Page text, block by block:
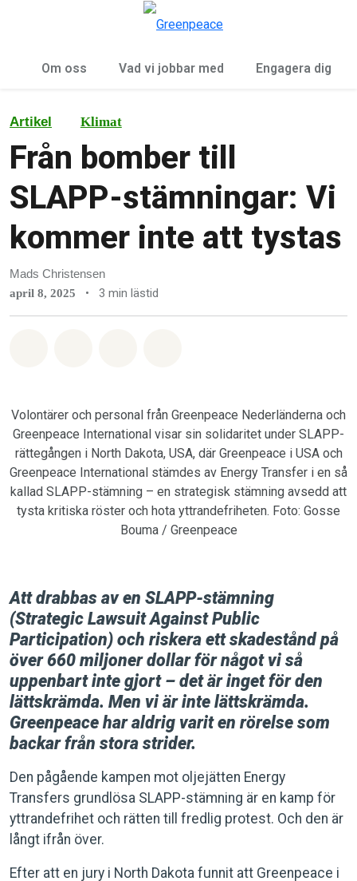
Om oss Vad vi jobbar med Engagera dig
Artikel Klimat
Från bomber till
SLAPP-stämningar: Vi
kommer inte att tystas
Mads Christensen
april 8, 2025 • 3 min lästid
Volontärer och personal från Greenpeace Nederländerna och
Greenpeace International visar sin solidaritet under SLAPP-
rättegången i North Dakota, USA, där Greenpeace i USA och
Greenpeace International stämdes av Energy Transfer i en så
kallad SLAPP-stämning – en strategisk stämning avsedd att
tysta kritiska röster och hota yttrandefriheten. Foto: Gosse
Bouma / Greenpeace
Att drabbas av en SLAPP-stämning
(Strategic Lawsuit Against Public
Participation) och riskera ett skadestånd på
över 660 miljoner dollar för något vi så
uppenbart inte gjort – det är inget för den
lättskrämda. Men vi är inte lättskrämda.
Greenpeace har aldrig varit en rörelse som
backar från stora strider.
Den pågående kampen mot oljejätten Energy
Transfers grundlösa SLAPP-stämning är en kamp för
yttrandefrihet och rätten till fredlig protest. Och den är
långt ifrån över.
Efter att en jury i North Dakota funnit att Greenpeace i